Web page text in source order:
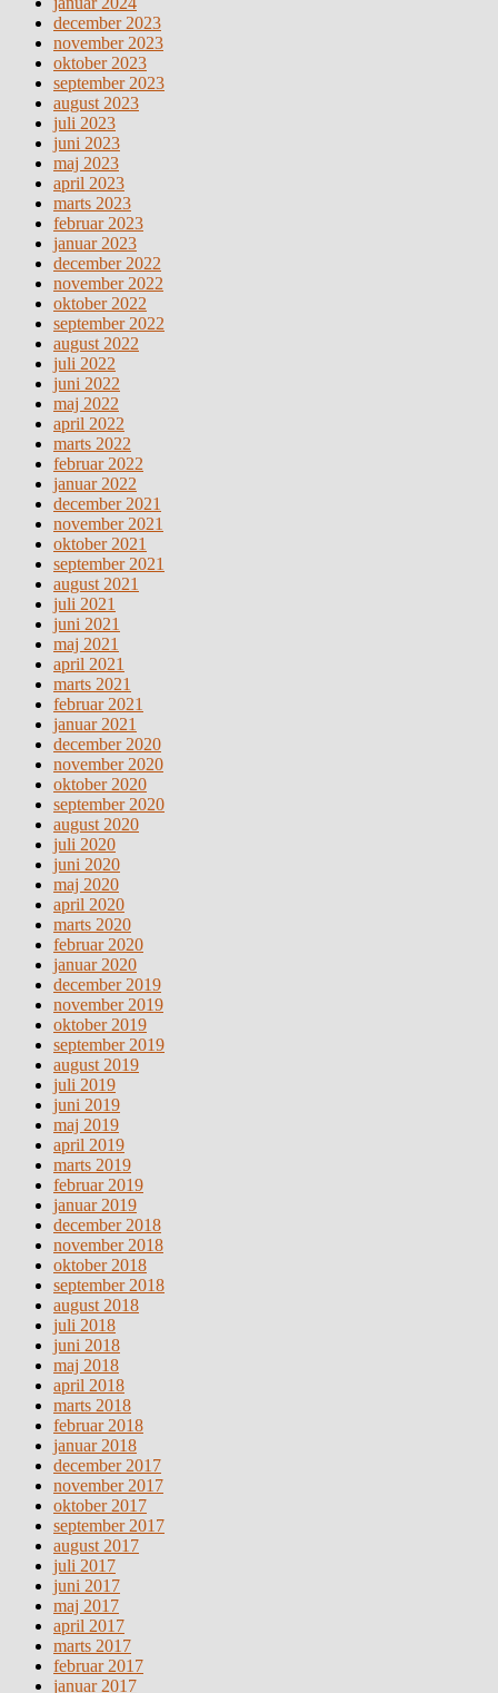
december 2023
november 2023
oktober 2023
september 2023
august 2023
juli 2023
juni 2023
maj 2023
april 2023
marts 2023
februar 2023
januar 2023
december 2022
november 2022
oktober 2022
september 2022
august 2022
juli 2022
juni 2022
maj 2022
april 2022
marts 2022
februar 2022
januar 2022
december 2021
november 2021
oktober 2021
september 2021
august 2021
juli 2021
juni 2021
maj 2021
april 2021
marts 2021
februar 2021
januar 2021
december 2020
november 2020
oktober 2020
september 2020
august 2020
juli 2020
juni 2020
maj 2020
april 2020
marts 2020
februar 2020
januar 2020
december 2019
november 2019
oktober 2019
september 2019
august 2019
juli 2019
juni 2019
maj 2019
april 2019
marts 2019
februar 2019
januar 2019
december 2018
november 2018
oktober 2018
september 2018
august 2018
juli 2018
juni 2018
maj 2018
april 2018
marts 2018
februar 2018
januar 2018
december 2017
november 2017
oktober 2017
september 2017
august 2017
juli 2017
juni 2017
maj 2017
april 2017
marts 2017
februar 2017
januar 2017